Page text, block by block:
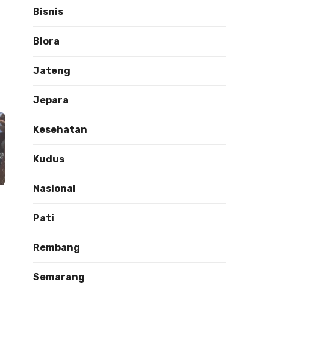
Bisnis
Blora
Jateng
Jepara
Kesehatan
Kudus
Nasional
Pati
Rembang
Semarang